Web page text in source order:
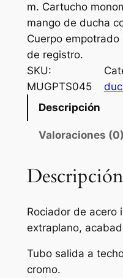
m. Cartucho
mango de ducha
Cuerpo
de registro.
SKU:
MUGPTS045
Descripción
Valoraciones (0)
Descripción
Rociador de acero
extraplano,
Tubo salida a
cromo.